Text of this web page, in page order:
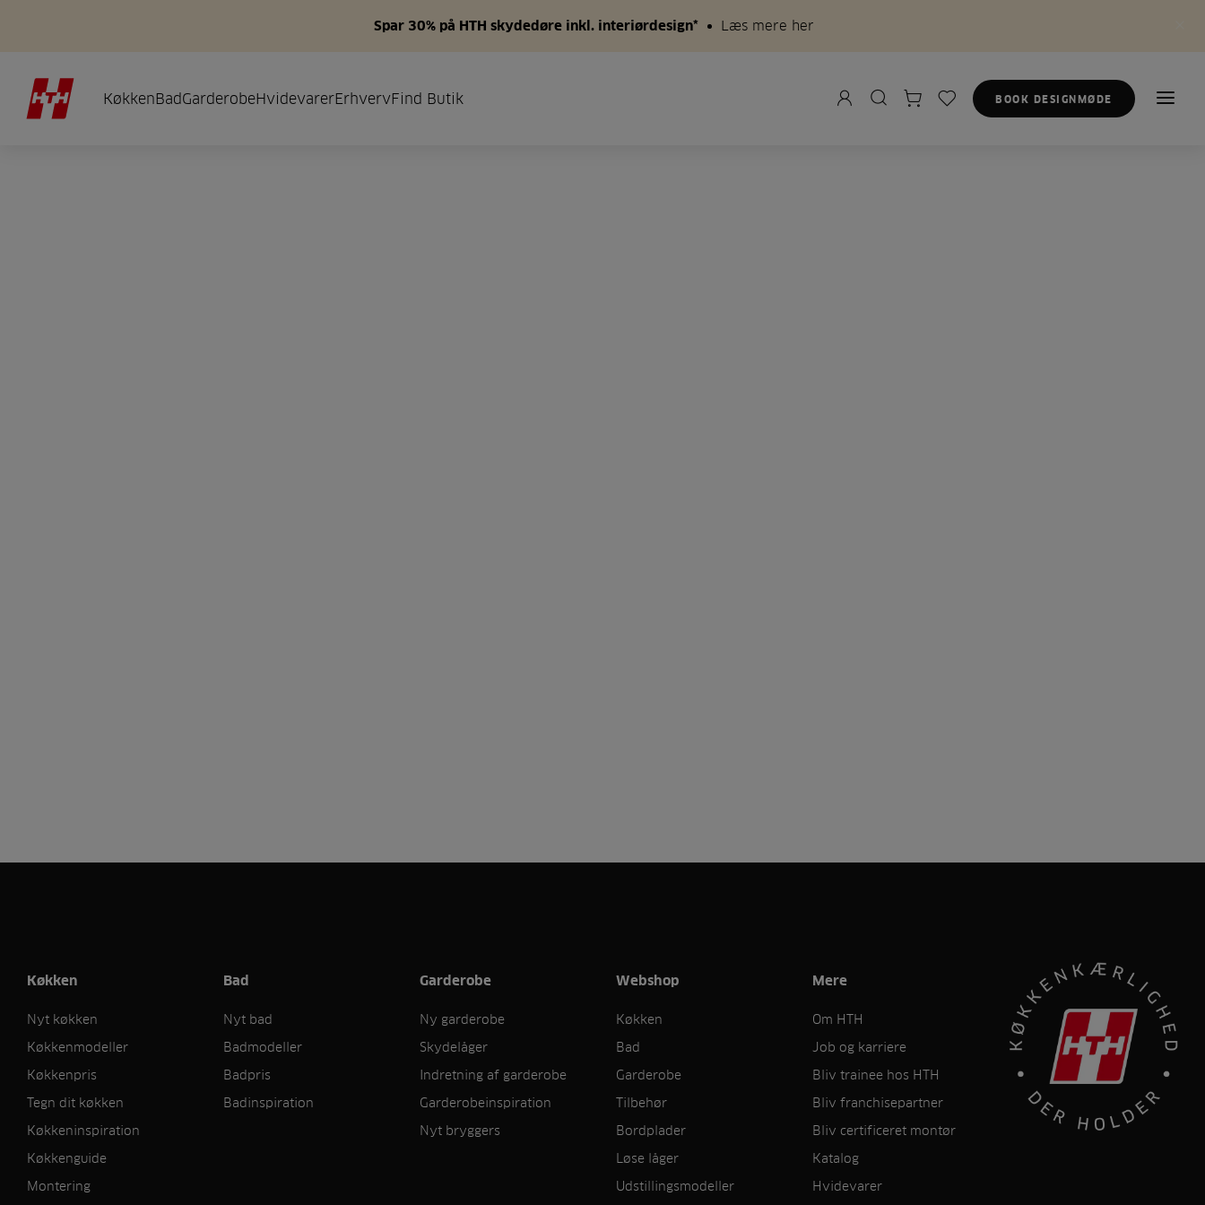
Spar 30% på HTH skydedøre inkl. interiørdesign* Læs mere her
KøkkenBadGarderobeHvidevarerErhvervFind Butik BOOK DESIGNMØDE
Køkken
Nyt køkken
Køkkenmodeller
Køkkenpris
Tegn dit køkken
Køkkeninspiration
Køkkenguide
Montering
Bad
Nyt bad
Badmodeller
Badpris
Badinspiration
Garderobe
Ny garderobe
Skydelåger
Indretning af garderobe
Garderobeinspiration
Nyt bryggers
Webshop
Køkken
Bad
Garderobe
Tilbehør
Bordplader
Løse låger
Udstillingsmodeller
Mere
Om HTH
Job og karriere
Bliv trainee hos HTH
Bliv franchisepartner
Bliv certificeret montør
Katalog
Hvidevarer